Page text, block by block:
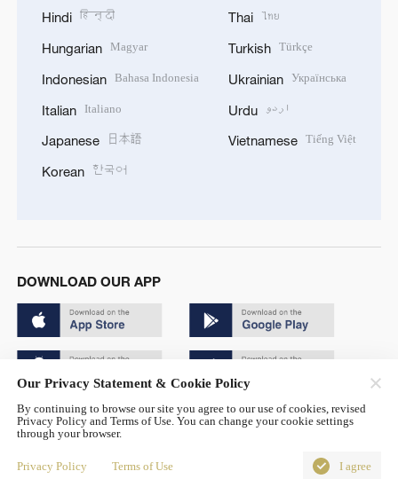
Hindi हिन्दी
Hungarian Magyar
Indonesian Bahasa Indonesia
Italian Italiano
Japanese 日本語
Korean 한국어
Thai ไทย
Turkish Türkçe
Ukrainian Українська
Urdu اردو
Vietnamese Tiếng Việt
DOWNLOAD OUR APP
Copyright © 2024 CGTN.
京ICP备20000184号
京公网安备 11010502050052号
Our Privacy Statement & Cookie Policy
By continuing to browse our site you agree to our use of cookies, revised
Privacy Policy and Terms of Use. You can change your cookie settings
through your browser.
Privacy Policy Terms of Use I agree